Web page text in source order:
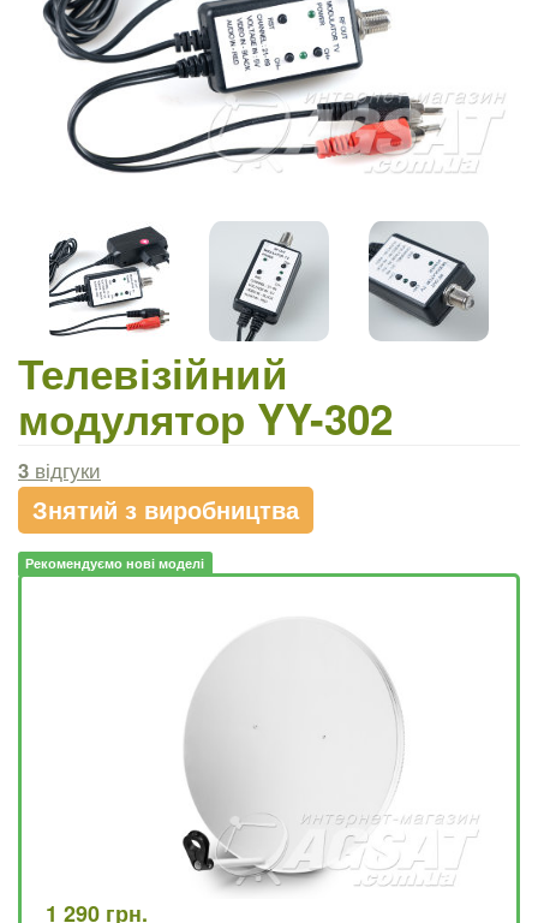
Телевізійний
модулятор YY-302
3 відгуки
Знятий з виробництва
Рекомендуємо нові моделі
1 290 грн.